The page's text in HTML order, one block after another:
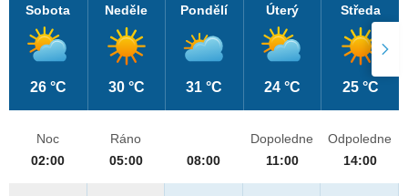
Sobota
26 °C
Neděle
30 °C
Pondělí
31 °C
Úterý
24 °C
Středa
25 °C
Noc
02:00
Ráno
05:00
08:00
Dopoledne
11:00
Odpoledne
14:00